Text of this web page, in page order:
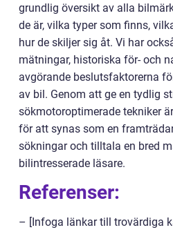
grundlig översikt av alla
de är, vilka typer som finns,
hur de skiljer sig åt. Vi har
mätningar, historiska för- och
avgörande beslutsfaktorerna
av bil. Genom att ge en tydlig
sökmotoroptimerade tekniker
för att synas som en
sökningar och tilltala en bred
bilintresserade läsare.
Referenser:
– [Infoga länkar till trovärdiga